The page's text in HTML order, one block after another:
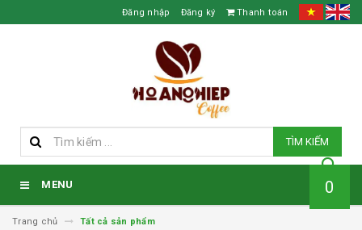
Đăng nhập Đăng ký Thanh toán
TÌM KIẾM
MENU 0
Trang chủ Tất cả sản phẩm